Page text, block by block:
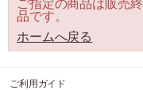
ご指定の商品は販売
品です。
ホームへ戻る
ご利用ガイド